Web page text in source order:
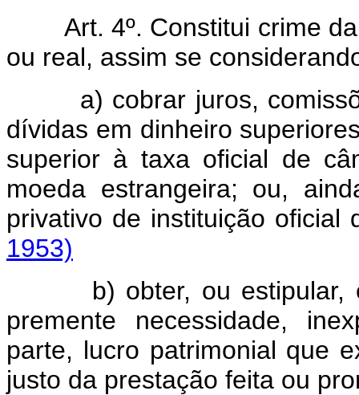
Art. 4º. Constitui crime
ou real, assim se
a) cobrar juros,
dívidas em dinheiro
superior à taxa oficial de
moeda estrangeira; ou,
privativo de instituição
1953)
b) obter, ou estipular,
premente necessidade,
parte, lucro patrimonial que
justo da prestação feita ou